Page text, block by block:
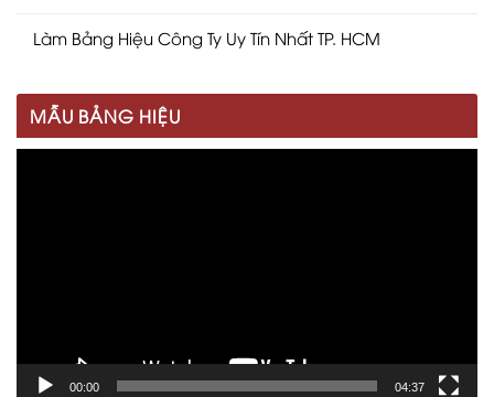
Làm Bảng Hiệu Công Ty Uy Tín Nhất TP. HCM
MẪU BẢNG HIỆU
00:00 04:37